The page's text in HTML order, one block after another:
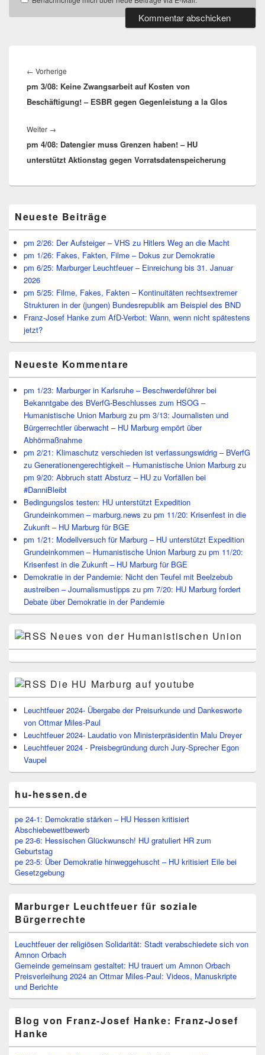
← Vorherige
Beitrag:
pm 3/08: Keine Zwangsarbeit auf Kosten von
Beschäftigung! – ESBR gegen Gegenleistung a la Glos
Weiter →
Beitrag:
pm 4/08: Datengier muss Grenzen haben! – HU
unterstützt Aktionstag gegen Vorratsdatenspeicherung
Seitenleisten
Widget-
Bereich
Neueste Beiträge
pm 2/26: Der Aufsteiger – VHS zu Hitlers Weg an die Macht
pm 1/26: Fakes, Fakten, Filme – Dokus zur Demokratie
pm 6/25: Marburger Leuchtfeuer – Einreichung bis 31. Januar
2026
pm 5/25: Filme, Fakes, Fakten – Kontinuitäten rechtsextremer
Strukturen in der (jungen) Bundesrepublik am Beispiel des BND
Franz-Josef Hanke zum AfD-Verbot: Wann, wenn nicht spätestens
jetzt?
Neueste Kommentare
pm 1/23: Marburger in Karlsruhe – Beschwerdeführer bei
Bekanntgabe des BVerfG-Beschlusses zum HSOG –
Humanistische Union Marburg zu pm 3/13: Journalisten und
Bürgerrechtler überwacht – HU Marburg empört über
Abhörmaßnahme
pm 2/21: Klimaschutz verschieden ist verfassungswidrig – BVerfG
zu Generationengerechtigkeit – Humanistische Union Marburg zu
pm 9/20: Abbruch statt Absturz – HU zu Vorfällen bei
#DanniBleibt
Bedingungslos testen: HU unterstützt Expedition
Grundeinkommen – marburg.news zu pm 11/20: Krisenfest in die
Zukunft – HU Marburg für BGE
pm 1/21: Modellversuch für Marburg – HU unterstützt Expedition
Grundeinkommen – Humanistische Union Marburg zu pm 11/20:
Krisenfest in die Zukunft – HU Marburg für BGE
Demokratie in der Pandemie: Nicht den Teufel mit Beelzebub
austreiben – Journalismustipps zu pm 7/20: HU Marburg fordert
Debate über Demokratie in der Pandemie
Neues von der Humanistischen Union
Die HU Marburg auf youtube
Leuchtfeuer 2024- Übergabe der Preisurkunde und Dankesworte
von Ottmar Miles-Paul
Leuchtfeuer 2024- Laudatio von Ministerpräsidentin Malu Dreyer
Leuchtfeuer 2024 - Preisbegründung durch Jury-Sprecher Egon
Vaupel
hu-hessen.de
pe 24-1: Demokratie stärken – HU Hessen kritisiert
Abschiebewettbewerb
pe 23-6: Hessischen Glückwunsch! HU gratuliert HR zum
Geburtstag
pe 23-5: Über Demokratie hinweggehuscht – HU kritisiert Eile bei
Gesetzgebung
Marburger Leuchtfeuer für soziale
Bürgerrechte
Leuchtfeuer der religiösen Solidarität: Stadt verabschiedete sich von
Amnon Orbach
Gemeinde gemeinsam gestaltet: HU trauert um Amnon Orbach
Preisverleihung 2024 an Ottmar Miles-Paul: Videos, Manuskripte
und Berichte
Blog von Franz-Josef Hanke: Franz-Josef
Hanke